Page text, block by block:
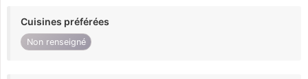
Cuisines préférées
Non renseigné